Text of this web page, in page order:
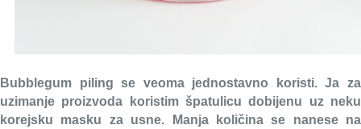
Bubblegum piling se veoma jednostavno koristi. Ja za
uzimanje proizvoda koristim špatulicu dobijenu uz neku
korejsku masku za usne. Manja količina se nanese na